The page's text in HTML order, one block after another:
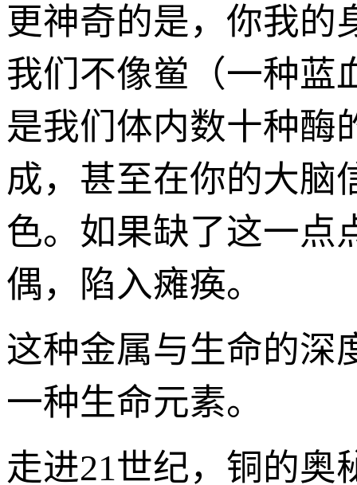
更神奇的是，你我的
我们不像鲎（一种蓝
是我们体内数十种酶
成，甚至在你的大脑
色。如果缺了这一点
偶，陷入瘫痪。
这种金属与生命的深
一种生命元素。
走进21世纪，铜的奥